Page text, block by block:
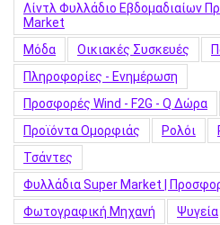
Λίντλ Φυλλάδιο Εβδομαδιαίων
Market
Μόδα
Οικιακές Συσκευές
Πληροφορίες - Ενημέρωση
Προσφορές Wind - F2G - Q Δώρα
Προϊόντα Ομορφιάς
Ρολόι
Τσάντες
Φυλλάδια Super Market |
Φωτογραφική Μηχανή
Ψυγεία